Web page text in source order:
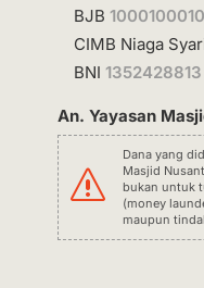
BJB
CIMB Niaga
BNI1352428813
An. Yayasan
s
Dana yang
Masjid
bukan untuk
(money
maupun